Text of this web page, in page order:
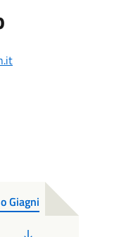
Giagni